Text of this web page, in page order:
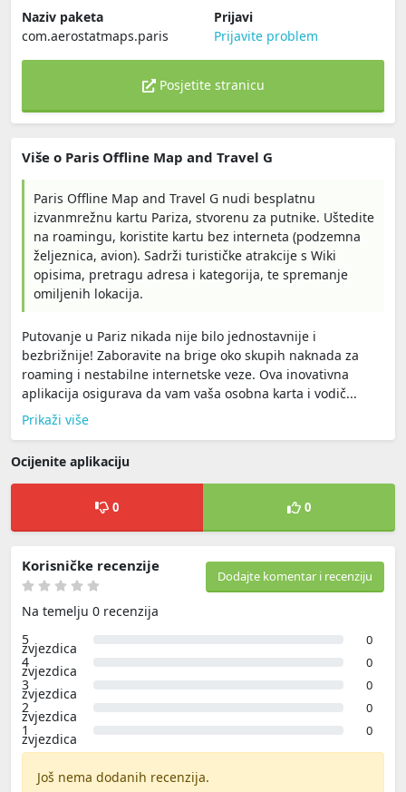
Naziv paketa
com.aerostatmaps.paris
Prijavi
Prijavite problem
Posjetite stranicu
Više o Paris Offline Map and Travel G
Paris Offline Map and Travel G nudi besplatnu
izvanmrežnu kartu Pariza, stvorenu za putnike. Uštedite
na roamingu, koristite kartu bez interneta (podzemna
željeznica, avion). Sadrži turističke atrakcije s Wiki
opisima, pretragu adresa i kategorija, te spremanje
omiljenih lokacija.
Putovanje u Pariz nikada nije bilo jednostavnije i
bezbrižnije! Zaboravite na brige oko skupih naknada za
roaming i nestabilne internetske veze. Ova inovativna
aplikacija osigurava da vam vaša osobna karta i vodič...
Prikaži više
Ocijenite aplikaciju
0 0
Dodajte komentar i recenziju
Korisničke recenzije
Na temelju 0 recenzija
5
zvjezdica 0
4
zvjezdica 0
3
zvjezdica 0
2
zvjezdica 0
1
zvjezdica 0
Još nema dodanih recenzija.